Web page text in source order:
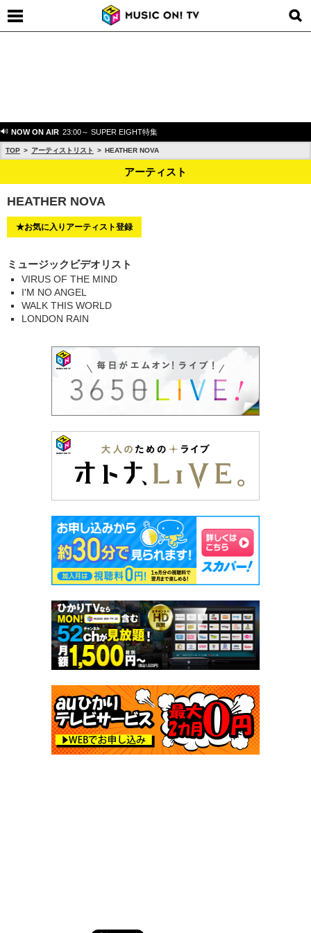
NOW ON AIR 23:00～ SUPER EIGHT特集
TOP アーティストリスト HEATHER NOVA
アーティスト
HEATHER NOVA
★お気に入りアーティスト登録
ミュージックビデオリスト
VIRUS OF THE MIND
I'M NO ANGEL
WALK THIS WORLD
LONDON RAIN